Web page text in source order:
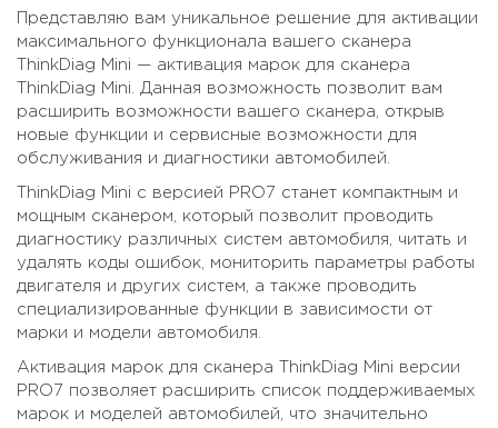
Представляю вам уникальное решение для активации
максимального функционала вашего сканера
ThinkDiag Mini — активация марок для сканера
ThinkDiag Mini. Данная возможность позволит вам
расширить возможности вашего сканера, открыв
новые функции и сервисные возможности для
обслуживания и диагностики автомобилей.
ThinkDiag Mini с версией PRO7 станет компактным и
мощным сканером, который позволит проводить
диагностику различных систем автомобиля, читать и
удалять коды ошибок, мониторить параметры работы
двигателя и других систем, а также проводить
специализированные функции в зависимости от
марки и модели автомобиля.
Активация марок для сканера ThinkDiag Mini версии
PRO7 позволяет расширить список поддерживаемых
марок и моделей автомобилей, что значительно